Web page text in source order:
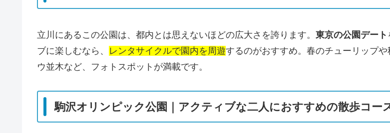
立川にあるこの公園は、都内とは思えないほどの広大さを誇ります。 東京の公園デート
ブに楽しむなら、 レンタサイクルで園内を周遊するのがおすすめ。春のチューリップや
ウ並木など、フォトスポットが満載です。
駒沢オリンピック公園｜アクティブな二人におすすめの散歩コー